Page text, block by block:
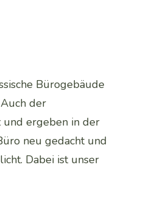
Bürogebäude
der
und ergeben in der
neu gedacht und
Dabei ist unser